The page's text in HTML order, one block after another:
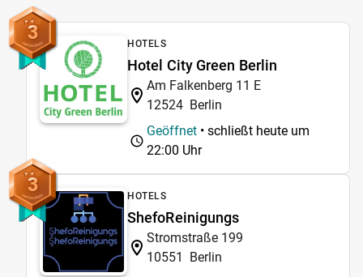
3 HOTELS
Hotel City Green Berlin
Am Falkenberg 11 E
12524 Berlin
Geöffnet • schließt heute um
22:00 Uhr
3 HOTELS
ShefoReinigungs
Stromstraße 199
10551
Berlin